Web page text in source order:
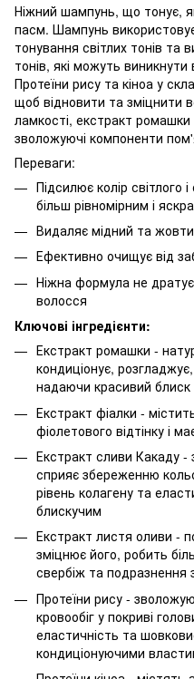
Ніжний шампунь, що тонує,
пасм. Шампунь
тонування світлих тонів
тонів, які можуть
Протеїни рису та кіноа у
щоб відновити та зміцнити
ламкості, екстракт
зволожуючі компоненти
Переваги:
Підсилює колір світлого
більш рівномірним і
Видаляє мідний та
Ефективно очищує від
Ніжна формула не
волосся
Ключові інгредієнти:
Екстракт ромашки -
кондиціонує,
надаючи красивий блиск
Екстракт фіалки -
фіолетового відтінку і
Екстракт сливи Какаду
сприяє збереженню
рівень колагену та
блискучим
Екстракт листя оливи -
зміцнює його, робить
свербіж та подразнення
Протеїни рису -
кровообіг у покриві
еластичність та
кондиціонуючими